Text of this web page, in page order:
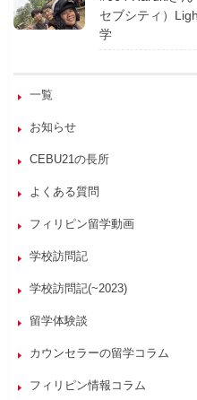
セブシティ）
学
一覧
お知らせ
CEBU21の長所
よくある質問
フィリピン留学動画
学校訪問記
学校訪問記(~2023)
留学体験談
カウンセラーの留学コラム
フィリピン情報コラム